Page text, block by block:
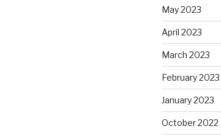
May 2023
April 2023
March 2023
February 2023
January 2023
October 2022